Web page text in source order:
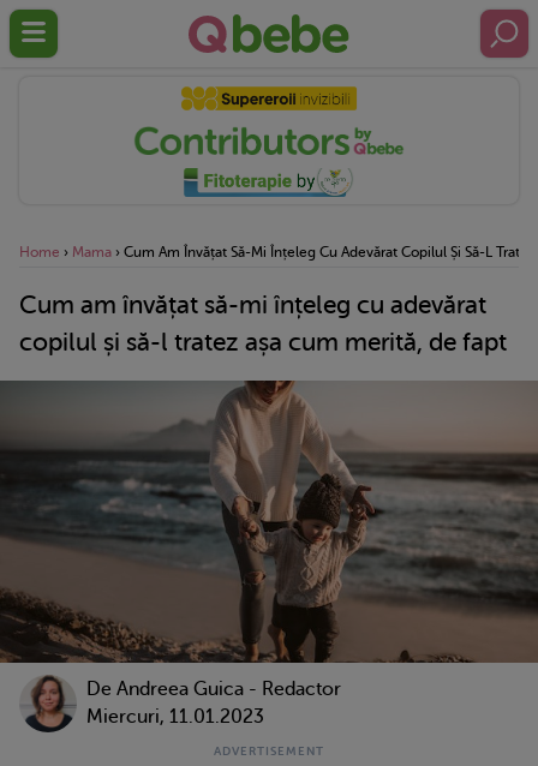
Home › Mama › Cum Am Învățat Să-Mi Înțeleg Cu Adevărat Copilul Și Să-L
Cum am învățat să-mi înțeleg cu adevărat
copilul și să-l tratez așa cum merită, de fapt
De Andreea Guica - Redactor
Miercuri, 11.01.2023